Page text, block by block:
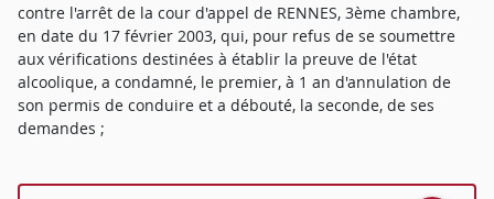
contre l'arrêt de la cour d'appel de RENNES, 3ème chambre,
en date du 17 février 2003, qui, pour refus de se soumettre
aux vérifications destinées à établir la preuve de l'état
alcoolique, a condamné, le premier, à 1 an d'annulation de
son permis de conduire et a débouté, la seconde, de ses
demandes ;